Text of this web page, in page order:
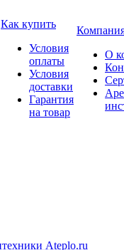
Как купить
Условия
оплаты
Условия
доставки
Гарантия
на товар
О